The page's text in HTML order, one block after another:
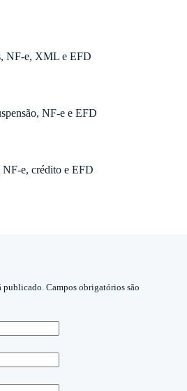
NF-e, XML e EFD
NF-e e EFD
e, crédito e EFD
publicado. Campos obrigatórios são